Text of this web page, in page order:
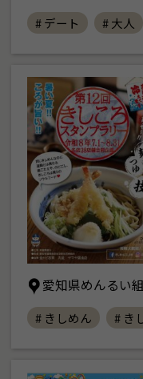
# デート # 大人
愛知県めんるい
# きしめん # き